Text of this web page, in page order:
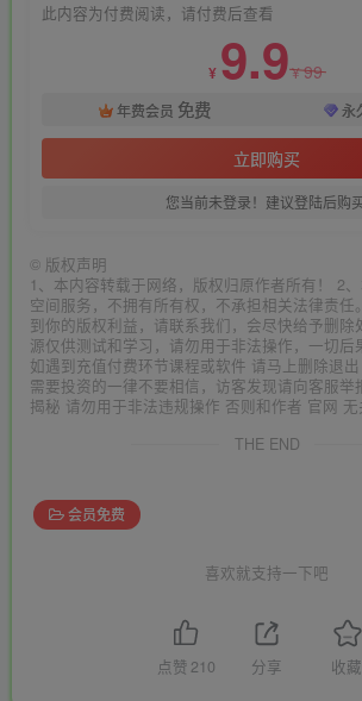
此内容为付费阅读，请付费后查看
¥ 9.9¥99
年费会员 免费 永
立即购买
您当前未登录！建议登陆后购
© 版权声明
1、本内容转载于网络，版权归原作者所有！ 2
空间服务，不拥有所有权，不承担相关法律责任
到你的版权利益，请联系我们，会尽快给予删除
源仅供测试和学习，请勿用于非法操作，一切后
如遇到充值付费环节课程或软件 请马上删除退
需要投资的一律不要相信，访客发现请向客服举
揭秘 请勿用于非法违规操作 否则和作者 官网 无
THE END
会员免费
喜欢就支持一下吧
点赞 210 分享 收藏